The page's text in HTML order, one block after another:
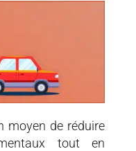
moyen de réduire
tout en